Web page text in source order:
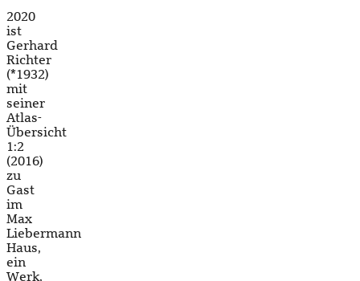
2020
ist
Gerhard
Richter
(*1932)
mit
seiner
Atlas-
Übersicht
1:2
(2016)
zu
Gast
im
Max
Liebermann
Haus,
ein
Werk,